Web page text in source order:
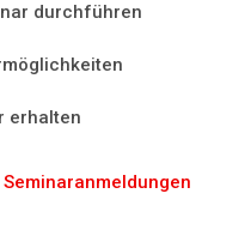
durchführen
erhalten